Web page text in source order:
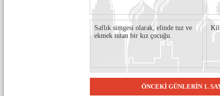
Saflık simgesi olarak, elinde tuz ve
ekmek tutan bir kız çocuğu.
ÖNCEKİ GÜNLERİN 1.